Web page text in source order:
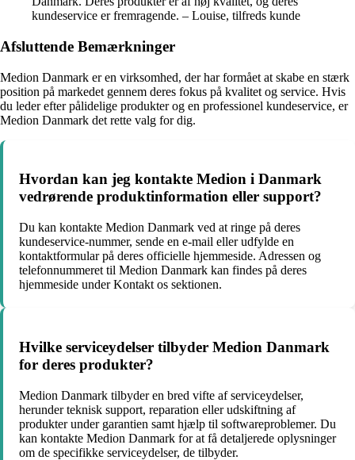
kundeservice er fremragende. – Louise, tilfreds kunde
Afsluttende Bemærkninger
Medion Danmark er en virksomhed, der har formået at skabe en stærk
position på markedet gennem deres fokus på kvalitet og service. Hvis
du leder efter pålidelige produkter og en professionel kundeservice, er
Medion Danmark det rette valg for dig.
Hvordan kan jeg kontakte Medion i Danmark
vedrørende produktinformation eller support?
Du kan kontakte Medion Danmark ved at ringe på deres
kundeservice-nummer, sende en e-mail eller udfylde en
kontaktformular på deres officielle hjemmeside. Adressen og
telefonnummeret til Medion Danmark kan findes på deres
hjemmeside under Kontakt os sektionen.
Hvilke serviceydelser tilbyder Medion Danmark
for deres produkter?
Medion Danmark tilbyder en bred vifte af serviceydelser,
herunder teknisk support, reparation eller udskiftning af
produkter under garantien samt hjælp til softwareproblemer. Du
kan kontakte Medion Danmark for at få detaljerede oplysninger
om de specifikke serviceydelser, de tilbyder.